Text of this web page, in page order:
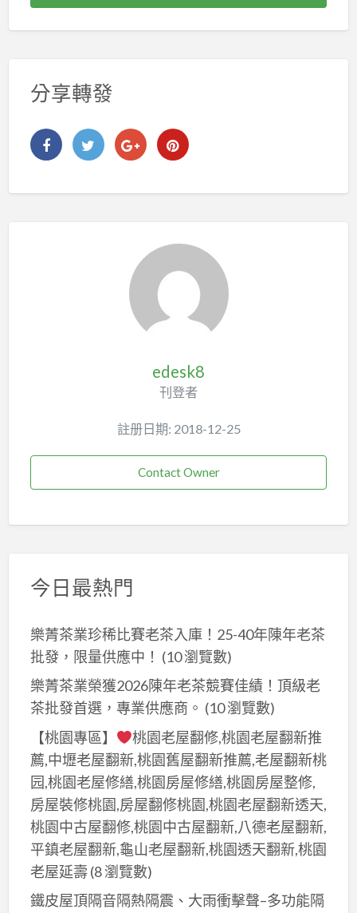
分享轉發
edesk8
刊登者
註册日期: 2018-12-25
Contact Owner
今日最熱門
樂菁茶業珍稀比賽老茶入庫！25-40年陳年老茶
批發，限量供應中！ (10 瀏覽數)
樂菁茶業榮獲2026陳年老茶競賽佳績！頂級老
茶批發首選，專業供應商。 (10 瀏覽數)
【桃園專區】
桃園老屋翻修,桃園老屋翻新推
薦,中壢老屋翻新,桃園舊屋翻新推薦,老屋翻新桃
园,桃園老屋修繕,桃園房屋修繕,桃園房屋整修,
房屋裝修桃園,房屋翻修桃園,桃園老屋翻新透天,
桃園中古屋翻修,桃園中古屋翻新,八德老屋翻新,
平鎮老屋翻新,龜山老屋翻新,桃園透天翻新,桃園
老屋延壽(8 瀏覽數)
鐵皮屋頂隔音隔熱隔震、大雨衝擊聲–多功能隔